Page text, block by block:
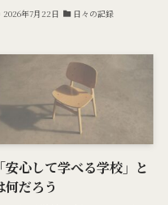
2026年7月22日 日々の記録
「安心して学べる学校」と
何だろう